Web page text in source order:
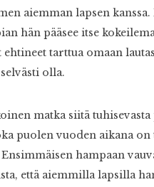
aiemman lapsen
hän pääsee itse
tarttua omaan
olla.
matka siitä tuhisevasta
puolen vuoden aikana
hampaan
että aiemmilla lapsilla